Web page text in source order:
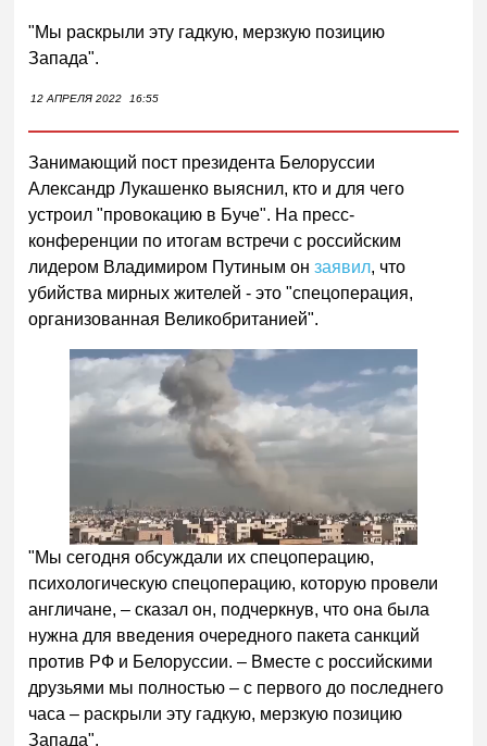
"Мы раскрыли эту гадкую, мерзкую позицию
Запада".
12 АПРЕЛЯ 2022 16:55
Занимающий пост президента Белоруссии
Александр Лукашенко выяснил, кто и для чего
устроил "провокацию в Буче". На пресс-
конференции по итогам встречи с российским
лидером Владимиром Путиным он заявил, что
убийства мирных жителей - это "спецоперация,
организованная Великобританией".
"Мы сегодня обсуждали их спецоперацию,
психологическую спецоперацию, которую провели
англичане, – сказал он, подчеркнув, что она была
нужна для введения очередного пакета санкций
против РФ и Белоруссии. – Вместе с российскими
друзьями мы полностью – с первого до последнего
часа – раскрыли эту гадкую, мерзкую позицию
Запада".